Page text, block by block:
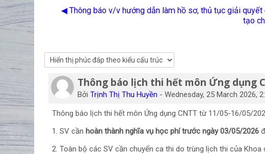
◀︎ Thông báo v/v hướng dẫn làm hồ sơ, thủ tục giải
tạo
Thông báo lịch thi hết môn Ứng dụng
BởiTrịnh Thị Thu Huyền -Wednesday, 25 March 2026,
Số lượng các câu trả lời: 0
Thông báo lịch thi hết môn Ứng dụng CNTT từ 11/05-16/05/
1. SV cần hoàn thành nghĩa vụ học phí trước ngày 03/05/2026
2. Toàn bộ các SV cần chuyển ca thi do trùng lịch thi của